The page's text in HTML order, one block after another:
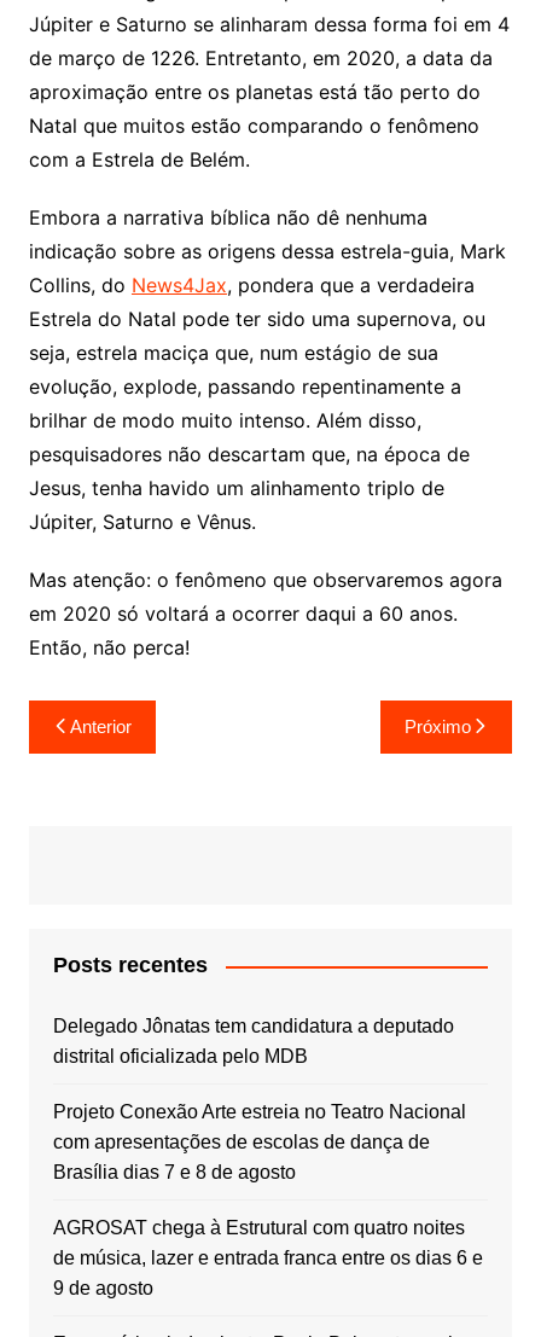
Júpiter e Saturno se alinharam dessa forma foi em 4
de março de 1226. Entretanto, em 2020, a data da
aproximação entre os planetas está tão perto do
Natal que muitos estão comparando o fenômeno
com a Estrela de Belém.
Embora a narrativa bíblica não dê nenhuma
indicação sobre as origens dessa estrela-guia, Mark
Collins, do News4Jax, pondera que a verdadeira
Estrela do Natal pode ter sido uma supernova, ou
seja, estrela maciça que, num estágio de sua
evolução, explode, passando repentinamente a
brilhar de modo muito intenso. Além disso,
pesquisadores não descartam que, na época de
Jesus, tenha havido um alinhamento triplo de
Júpiter, Saturno e Vênus.
Mas atenção: o fenômeno que observaremos agora
em 2020 só voltará a ocorrer daqui a 60 anos.
Então, não perca!
Navegação
de
Anterior Próximo
Posts recentes
Delegado Jônatas tem candidatura a deputado
distrital oficializada pelo MDB
Projeto Conexão Arte estreia no Teatro Nacional
com apresentações de escolas de dança de
Brasília dias 7 e 8 de agosto
AGROSAT chega à Estrutural com quatro noites
de música, lazer e entrada franca entre os dias 6 e
9 de agosto